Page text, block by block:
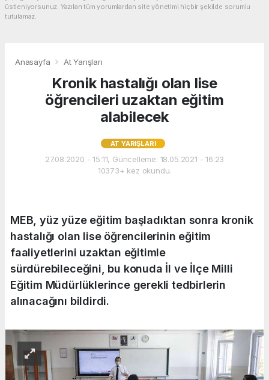
üstleniyorsunuz. Yazılan tüm yorumlardan site yönetimi hiçbir şekilde sorumlu
tutulamaz.
Anasayfa At Yarışları
Kronik hastalığı olan lise
öğrencileri uzaktan eğitim
alabilecek
AT YARIŞLARI
27.08.2020 - 15:11, Güncelleme: 18.05.2021 - 16:23
10373+ kez okundu.
MEB, yüz yüze eğitim başladıktan sonra kronik
hastalığı olan lise öğrencilerinin eğitim
faaliyetlerini uzaktan eğitimle
sürdürebileceğini, bu konuda İl ve İlçe Milli
Eğitim Müdürlüklerince gerekli tedbirlerin
alınacağını bildirdi.